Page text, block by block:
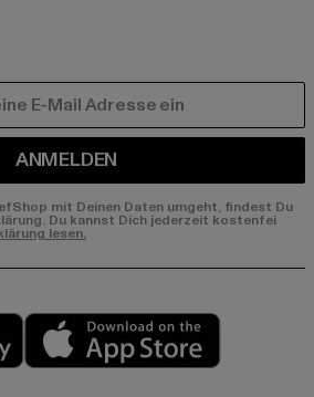
ANMELDEN
mit Deinen Daten umgeht, findest Du
Du kannst Dich jederzeit kostenfei
lesen.
Play market